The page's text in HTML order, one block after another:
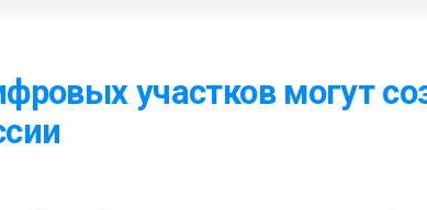
участков могут